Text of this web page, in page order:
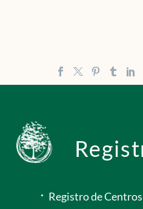
Registro de Centros